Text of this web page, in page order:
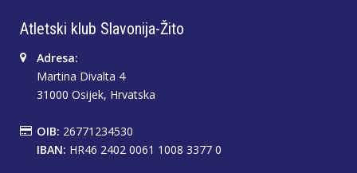
Atletski klub Slavonija-Žito
Adresa:
Martina Divalta 4
31000 Osijek, Hrvatska
OIB: 26771234530
IBAN: HR46 2402 0061 1008 3377 0